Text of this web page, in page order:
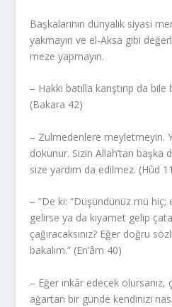
Başkalarının dünyalık siyasi
yakmayın ve el-Aksa gibi
meze yapmayın.
– Hakkı batılla karıştırıp da
(Bakara 42)
– Zulmedenlere meyletmeyin.
dokunur. Sizin Allah’tan başka
size yardım da edilmez. (Hûd
– “De ki: “Düşündünüz mü hiç;
gelirse ya da kıyamet gelip
çağıracaksınız? Eğer doğru
bakalım.” (En’âm 40)
– Eğer inkâr edecek olursanız,
ağartan bir günde kendinizi